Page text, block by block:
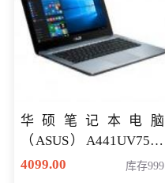
华硕笔记本电脑
（ASUS）A441UV7500
顽石（7代i7-7500U 4G
4099.00 库存999